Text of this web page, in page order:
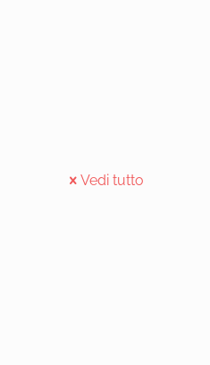
Vedi tutto